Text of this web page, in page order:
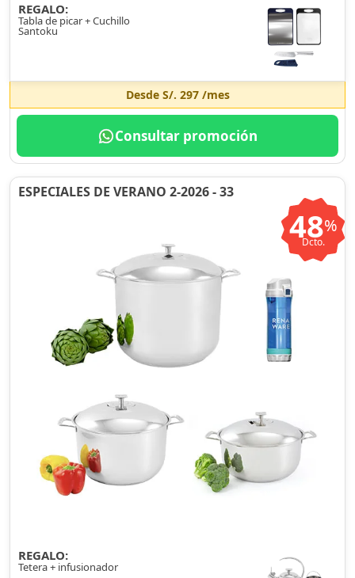
REGALO:
Tabla de picar + Cuchillo
Santoku
Desde S/. 297/mes
Consultar promoción
ESPECIALES DE VERANO 2-2026 - 33
48%
Dcto.
REGALO:
Tetera + infusionador